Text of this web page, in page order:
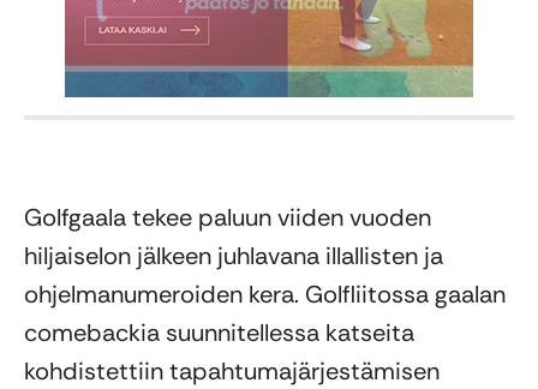
Golfgaala tekee paluun viiden vuoden
hiljaiselon jälkeen juhlavana illallisten ja
ohjelmanumeroiden kera. Golfliitossa gaalan
comebackia suunnitellessa katseita
kohdistettiin tapahtumajärjestämisen